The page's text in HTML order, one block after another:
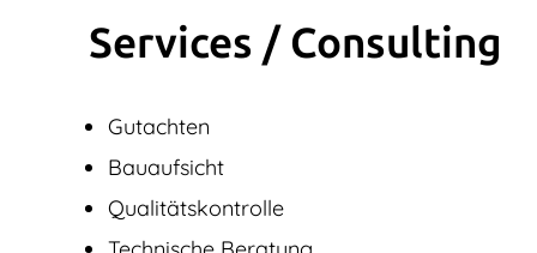
Services / Consulting
Gutachten
Bauaufsicht
Qualitätskontrolle